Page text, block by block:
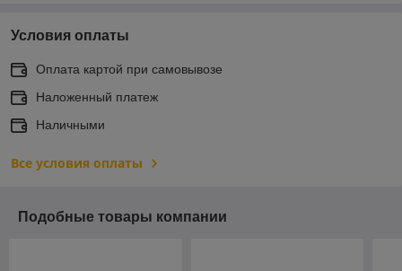
Условия оплаты
Оплата картой при самовывозе
Наложенный платеж
Наличными
Все условия оплаты
Подобные товары компании